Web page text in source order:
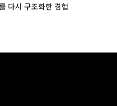
다시 구조화한 경험